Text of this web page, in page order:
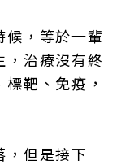
候，等於一輩
，治療沒有終
靶、免疫，
，但是接下